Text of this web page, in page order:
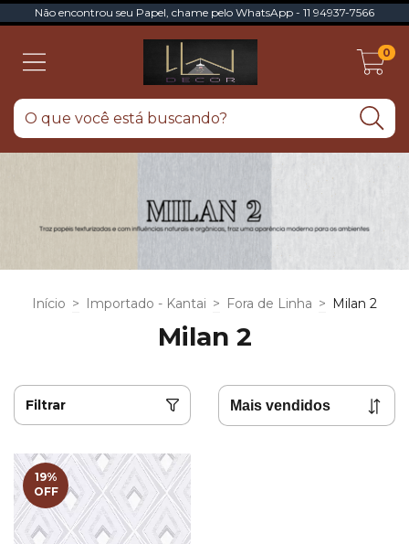
Não encontrou seu Papel, chame pelo WhatsApp - 11 94937-7566
0
Início > Importado - Kantai > Fora de Linha > Milan 2
Milan 2
Filtrar
19%
OFF